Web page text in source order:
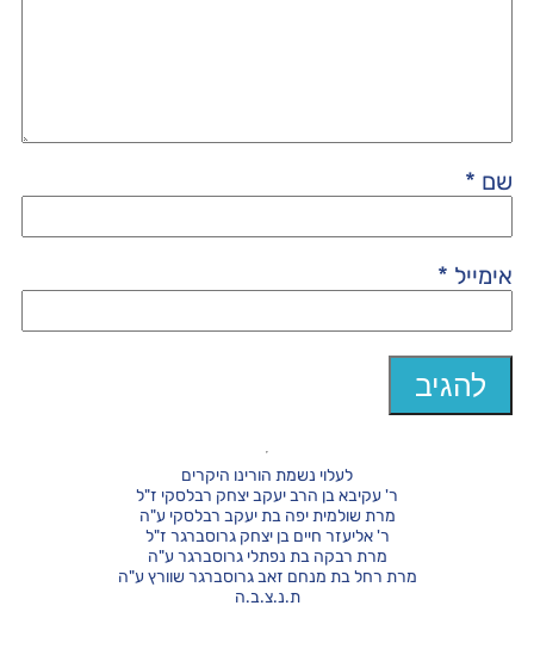
שם *
אימייל *
לעלוי נשמת הורינו היקרים
ר' עקיבא בן הרב יעקב יצחק רבלסקי ז"ל
מרת שולמית יפה בת יעקב רבלסקי ע"ה
ר' אליעזר חיים בן יצחק גרוסברגר ז"ל
מרת רבקה בת נפתלי גרוסברגר ע"ה
מרת רחל בת מנחם זאב גרוסברגר שוורץ ע"ה
ת.נ.צ.ב.ה